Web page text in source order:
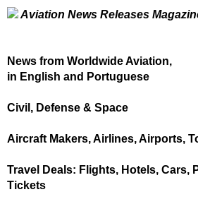
Aviation News Releases
News from Worldwide Aviation,
in English and Portuguese
Civil, Defense & Space
Aircraft Makers, Airlines, Airports,
Travel Deals: Flights, Hotels, Cars,
Tickets